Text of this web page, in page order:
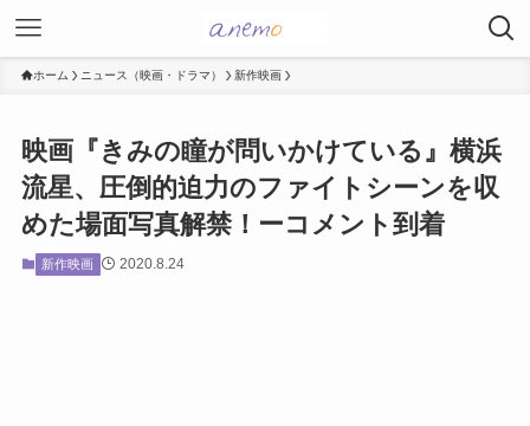
ホーム ニュース（映画・ドラマ） 新作映画
映画『きみの瞳が問いかけている』横浜
流星、圧倒的迫力のファイトシーンを収
めた場面写真解禁！ーコメント到着
新作映画 2020.8.24